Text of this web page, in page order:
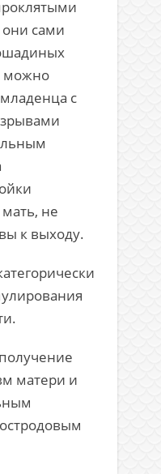
сами
можно
с
не
к выходу.
матери и